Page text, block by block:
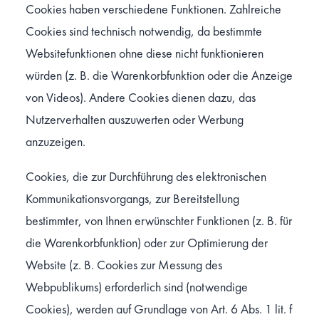
Cookies haben verschiedene Funktionen. Zahlreiche
Cookies sind technisch notwendig, da bestimmte
Websitefunktionen ohne diese nicht funktionieren
würden (z. B. die Warenkorbfunktion oder die Anzeige
von Videos). Andere Cookies dienen dazu, das
Nutzerverhalten auszuwerten oder Werbung
anzuzeigen.
Cookies, die zur Durchführung des elektronischen
Kommunikationsvorgangs, zur Bereitstellung
bestimmter, von Ihnen erwünschter Funktionen (z. B. für
die Warenkorbfunktion) oder zur Optimierung der
Website (z. B. Cookies zur Messung des
Webpublikums) erforderlich sind (notwendige
Cookies), werden auf Grundlage von Art. 6 Abs. 1 lit. f